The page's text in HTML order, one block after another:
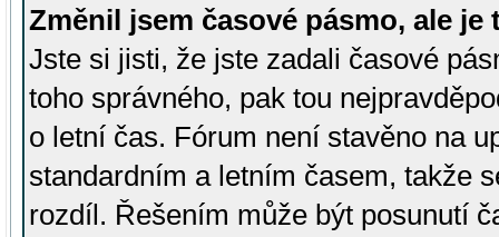
Změnil jsem časové pásmo, ale je
Jste si jisti, že jste zadali časové
toho správného, pak tou
o letní čas. Fórum není stavěno na
standardním a letním časem, takže
rozdíl. Řešením může být posunutí